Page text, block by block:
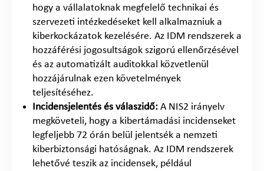
hogy a vállalatoknak megfelelő technikai és
szervezeti intézkedéseket kell alkalmazniuk a
kiberkockázatok kezelésére. Az IDM rendszerek a
hozzáférési jogosultságok szigorú ellenőrzésével
és az automatizált auditokkal közvetlenül
hozzájárulnak ezen követelmények
teljesítéséhez.
Incidensjelentés és válaszidő: A NIS2 irányelv
megköveteli, hogy a kibertámadási incidenseket
legfeljebb 72 órán belül jelentsék a nemzeti
kiberbiztonsági hatóságnak. Az IDM rendszerek
lehetővé teszik az incidensek, például